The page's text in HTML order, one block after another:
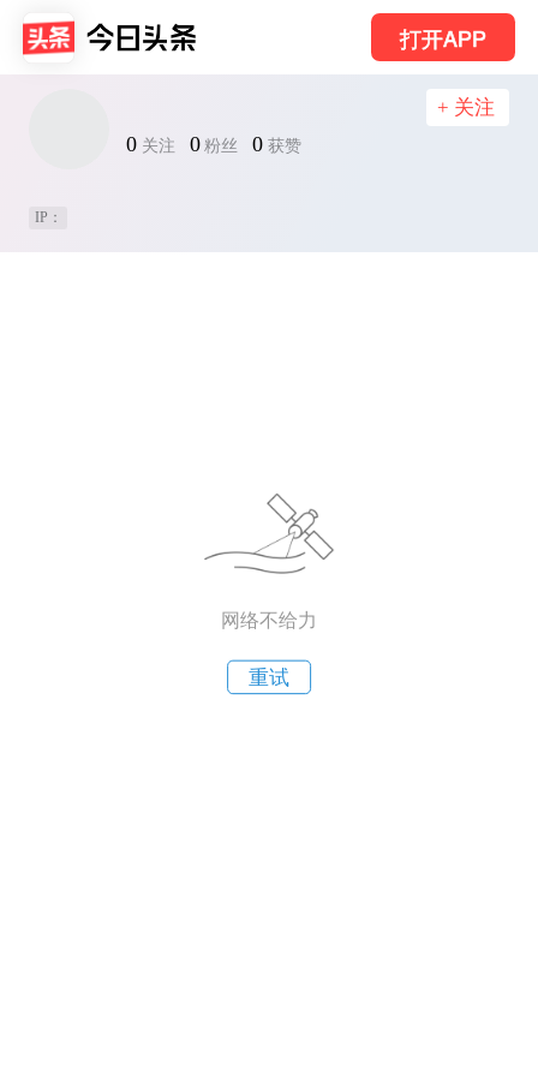
打开APP
0 关注 0 粉丝 0 获赞
+ 关注
IP：
网络不给力
重试